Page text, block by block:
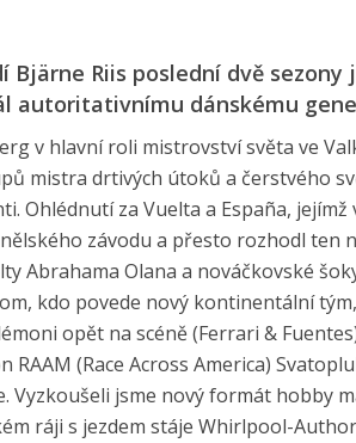
Bjärne Riis poslední dvě
autoritativnímu dánskému
v hlavní roli mistrovství světa ve
mistra drtivých útoků a čerstvého
Ohlédnutí za Vuelta a España,
závodu a přesto rozhodl ten
Abrahama Olana a nováčkovské
kdo povede nový kontinentální
opět na scéně (Ferrari &
RAAM (Race Across America)
Vyzkoušeli jsme nový formát hobby
ráji s jezdem stáje Whirlpool-